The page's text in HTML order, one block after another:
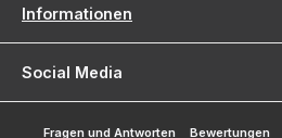
Informationen
Social Media
Fragen und Antworten Bewertungen